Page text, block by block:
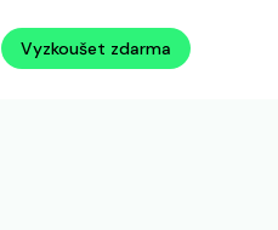
Vyzkoušet zdarma